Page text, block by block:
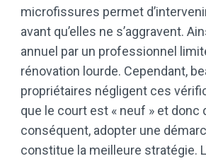
microfissures permet
avant qu’elles ne s’aggravent.
annuel par un professionnel
rénovation lourde. Cependant,
propriétaires négligent ces
que le court est « neuf » et donc
conséquent, adopter une
constitue la meilleure stratégie.